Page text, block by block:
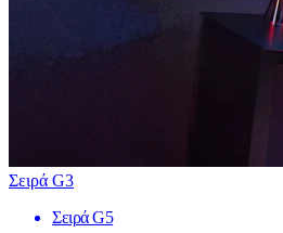
Σειρά G3
Σειρά G5